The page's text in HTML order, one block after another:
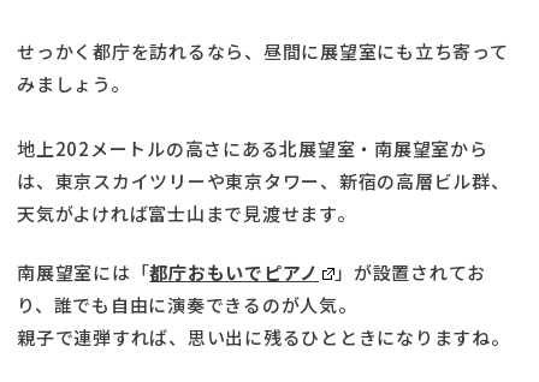
せっかく都庁を訪れるなら、昼間に展望室にも立ち寄って
みましょう。
地上202メートルの高さにある北展望室・南展望室から
は、東京スカイツリーや東京タワー、新宿の高層ビル群、
天気がよければ富士山まで見渡せます。
南展望室には「都庁おもいでピアノ
」が設置されてお
り、誰でも自由に演奏できるのが人気。
親子で連弾すれば、思い出に残るひとときになりますね。